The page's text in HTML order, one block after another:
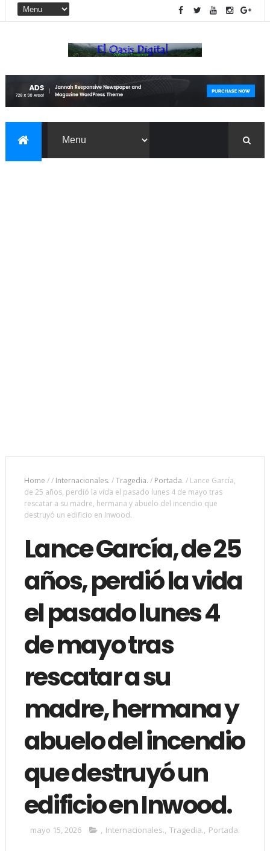
Home // Internacionales. /Tragedia. / Portada. / Lance García,
de 25 años, perdió la vida el pasado lunes 4 de mayo tras
rescatar a su madre, hermana y abuelo del incendio que
destruyó un edificio en Inwood.
Lance García, de 25
años, perdió la vida
el pasado lunes 4
de mayo tras
rescatar a su
madre, hermana y
abuelo del incendio
que destruyó un
edificio en Inwood.
mayo 15, 2026 , Internacionales., Tragedia., Portada.